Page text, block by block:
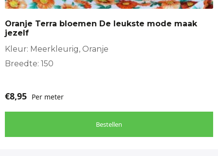
Oranje Terra bloemen De leukste mode maak
jezelf
Kleur: Meerkleurig, Oranje
Breedte: 150
€8,95 Per meter
Bestellen